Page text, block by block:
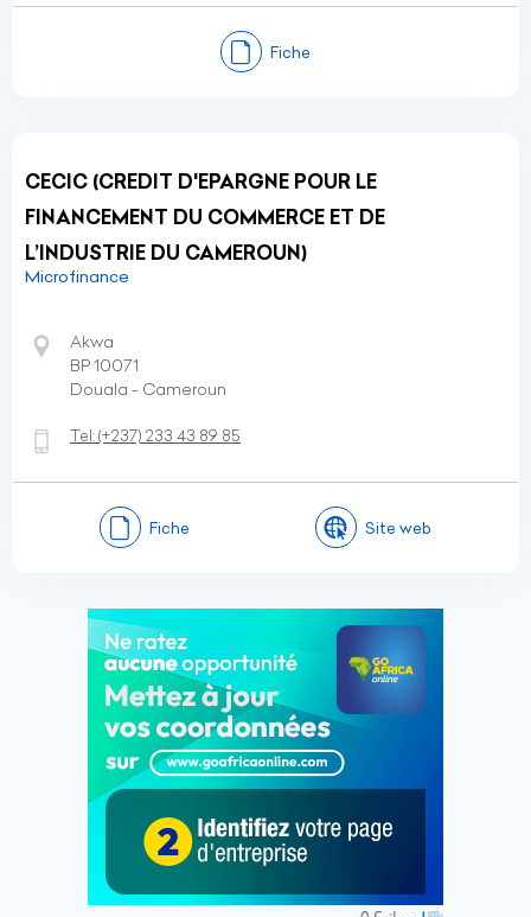
Fiche
CECIC (CREDIT D'EPARGNE POUR LE
FINANCEMENT DU COMMERCE ET DE
L’INDUSTRIE DU CAMEROUN)
Microfinance
Akwa
BP 10071
Douala - Cameroun
Tel:(+237) 233 43 89 85
Fiche Site web